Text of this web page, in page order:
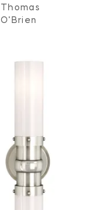
Thomas
O'Brien